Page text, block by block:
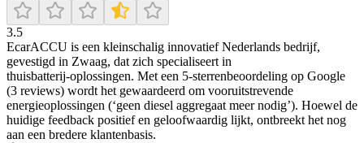
3.5
EcarACCU is een kleinschalig innovatief Nederlands bedrijf,
gevestigd in Zwaag, dat zich specialiseert in
thuisbatterij‑oplossingen. Met een 5‑sterrenbeoordeling op Google
(3 reviews) wordt het gewaardeerd om vooruitstrevende
energieoplossingen (‘geen diesel aggregaat meer nodig’). Hoewel de
huidige feedback positief en geloofwaardig lijkt, ontbreekt het nog
aan een bredere klantenbasis.